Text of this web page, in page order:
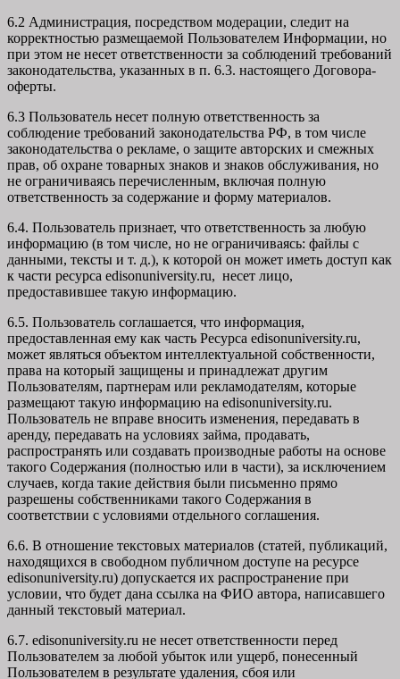
6.2 Администрация, посредством модерации, следит на
корректностью размещаемой Пользователем Информации, но
при этом не несет ответственности за соблюдений требований
законодательства, указанных в п. 6.3. настоящего Договора-
оферты.
6.3 Пользователь несет полную ответственность за
соблюдение требований законодательства РФ, в том числе
законодательства о рекламе, о защите авторских и смежных
прав, об охране товарных знаков и знаков обслуживания, но
не ограничиваясь перечисленным, включая полную
ответственность за содержание и форму материалов.
6.4. Пользователь признает, что ответственность за любую
информацию (в том числе, но не ограничиваясь: файлы с
данными, тексты и т. д.), к которой он может иметь доступ как
к части ресурса edisonuniversity.ru, несет лицо,
предоставившее такую информацию.
6.5. Пользователь соглашается, что информация,
предоставленная ему как часть Ресурса edisonuniversity.ru,
может являться объектом интеллектуальной собственности,
права на который защищены и принадлежат другим
Пользователям, партнерам или рекламодателям, которые
размещают такую информацию на edisonuniversity.ru.
Пользователь не вправе вносить изменения, передавать в
аренду, передавать на условиях займа, продавать,
распространять или создавать производные работы на основе
такого Содержания (полностью или в части), за исключением
случаев, когда такие действия были письменно прямо
разрешены собственниками такого Содержания в
соответствии с условиями отдельного соглашения.
6.6. В отношение текстовых материалов (статей, публикаций,
находящихся в свободном публичном доступе на ресурсе
edisonuniversity.ru) допускается их распространение при
условии, что будет дана ссылка на ФИО автора, написавшего
данный текстовый материал.
6.7. edisonuniversity.ru не несет ответственности перед
Пользователем за любой убыток или ущерб, понесенный
Пользователем в результате удаления, сбоя или